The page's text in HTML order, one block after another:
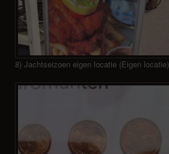
8) Jachtseizoen eigen locatie (Eigen locatie)